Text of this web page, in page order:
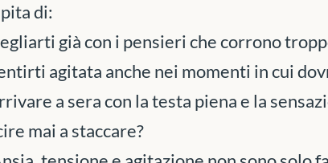
di:
già con i pensieri che corrono
agitata anche nei momenti in cui
a sera con la testa piena e la
mai a staccare?